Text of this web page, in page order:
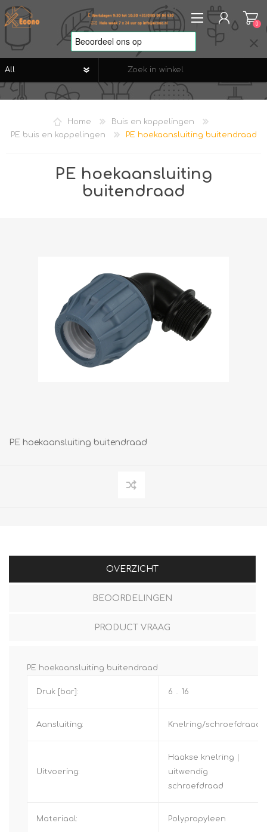
REGISTREREN
VERLANGLIJST
0
Home
Buis en koppelingen
PE buis en koppelingen
PE hoekaansluiting buitendraad
PE hoekaansluiting
buitendraad
PE hoekaansluiting buitendraad
OVERZICHT
BEOORDELINGEN
PRODUCT VRAAG
PE hoekaansluiting buitendraad
Druk [bar]: 6 .. 16
Aansluiting: Knelring/schroefdraad
Uitvoering:
Haakse knelring |
uitwendig
schroefdraad
Materiaal: Polypropyleen